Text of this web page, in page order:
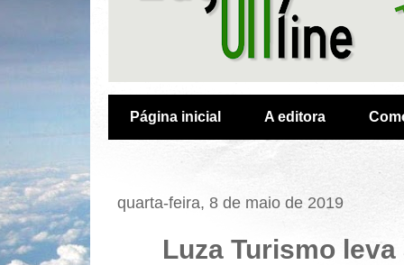
Página inicial A editora
quarta-feira, 8 de maio de 2019
Luza Turismo